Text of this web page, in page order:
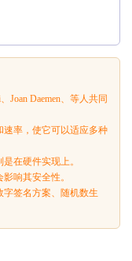
Joan Daemen、等人共同
率，使它可以适应多种
在硬件实现上。
响其安全性。
签名方案、随机数生